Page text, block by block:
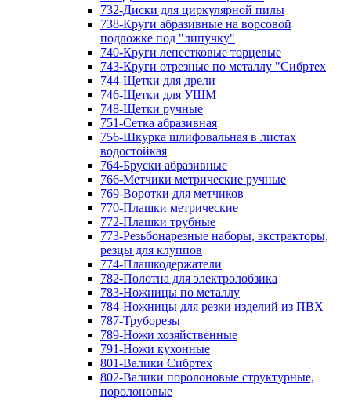
732-Диски для циркулярной пилы
738-Круги абразивные на ворсовой
подложке под "липучку"
740-Круги лепестковые торцевые
743-Круги отрезные по металлу "Сибртех
744-Щетки для дрели
746-Щетки для УШМ
748-Щетки ручные
751-Сетка абразивная
756-Шкурка шлифовальная в листах
водостойкая
764-Бруски абразивные
766-Метчики метрические ручные
769-Воротки для метчиков
770-Плашки метрические
772-Плашки трубные
773-Резьбонарезные наборы, экстракторы,
резцы для клуппов
774-Плашкодержатели
782-Полотна для электролобзика
783-Ножницы по металлу
784-Ножницы для резки изделий из ПВХ
787-Труборезы
789-Ножи хозяйственные
791-Ножи кухонные
801-Валики Сибртех
802-Валики поролоновые структурные,
поролоновые